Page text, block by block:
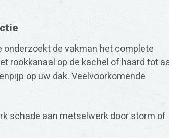
de vakman het complete
rookkanaal op de kachel of haard tot
op uw dak. Veelvoorkomende
schade aan metselwerk door storm of